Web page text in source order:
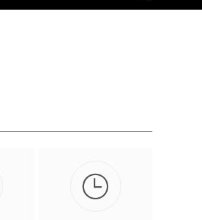
